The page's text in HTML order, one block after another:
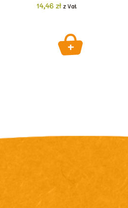
14,46 zł z Vat